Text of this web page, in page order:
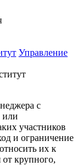
Управление
с
или
участников
и ограничение
их к
от крупного,